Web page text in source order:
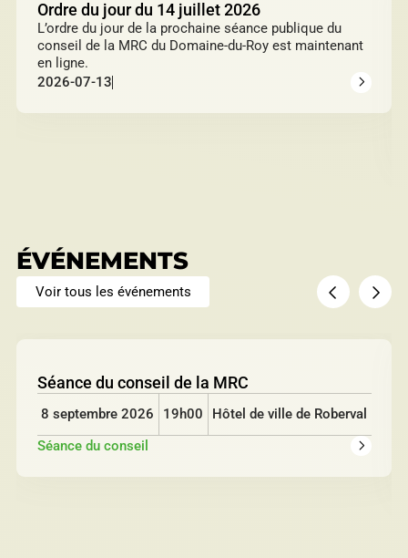
Ordre du jour du 14 juillet 2026
L’ordre du jour de la prochaine séance publique du
conseil de la MRC du Domaine-du-Roy est maintenant
en ligne.
2026-07-13
ÉVÉNEMENTS
Voir tous les événements
Séance du conseil de la MRC
8 septembre 2026 19h00
Hôtel de ville de Roberval
séance du conseil